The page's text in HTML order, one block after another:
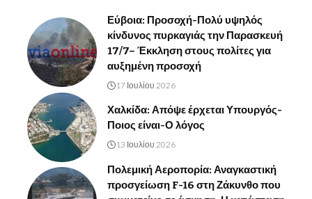
Εύβοια: Προσοχή-Πολύ υψηλός
κίνδυνος πυρκαγιάς την Παρασκευή
17/7– Έκκληση στους πολίτες για
αυξημένη προσοχή
17 Ιουλίου 2026
Χαλκίδα: Απόψε έρχεται Υπουργός-
Ποιος είναι-Ο λόγος
13 Ιουλίου 2026
Πολεμική Αεροπορία: Αναγκαστική
προσγείωση F-16 στη Ζάκυνθο που